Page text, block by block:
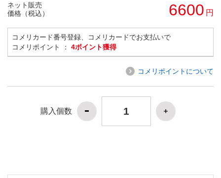
ネット販売
価格（税込）
6600 円
コメリカード番号登録、コメリカードでお支払いで
コメリポイント ： 4ポイント獲得
コメリポイントについて
購入個数